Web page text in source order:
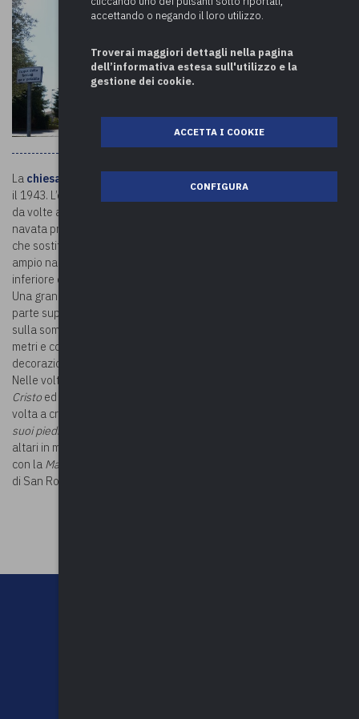
La chiesa di Sant'Antonino Martire
il 1943. L’edificio ha pianta a croce latina, con tre navate coperte
da volte a botte, cappelle laterali e abside semicircolare. La
navata principale e il presbiterio sono uniti da una volta a crociera,
che sostituisce una cupola crollata. La facciata è a salienti, con un
ampio nartece su pilastri in cemento che occupa tutta la sezione
inferiore e un arco a tutto sesto che inquadra il portale principale.
Una grande nicchia, con una sequenza di finestre, occupa tutta la
parte superiore. Corona la facciata un timpano spezzato con croce
sulla sommità. Sul fianco sinistro si innalza il campanile, alto 53
metri e con lanterna cuspidata ottagonale. Ricchi gli interni, con
decorazioni in stile neoromanico e affreschi degli anni Sessanta.
Nelle volte del transetto sono raffigurate scene dell’
Cristo ed
volta a crociera e la rappresentazione del
suoi piedi
altari in marmo della vecchia parrocchiale e una pala del 14216
con la Madonna col Bambino
di San Rocco.
accettando o negando il loro utilizzo.
Troverai maggiori dettagli nella pagina
dell’informativa estesa sull'utilizzo e la
gestione dei cookie.
ACCETTA I COOKIE
CONFIGURA